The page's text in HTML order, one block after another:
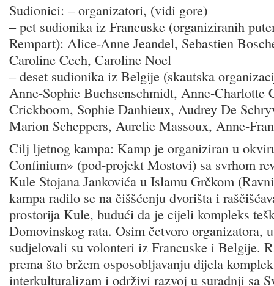
Sudionici: – organizatori, (vidi gore)
– pet sudionika iz Francuske (organiziranih
Rempart): Alice-Anne Jeandel, Sebastien
Caroline Cech, Caroline Noel
– deset sudionika iz Belgije (skautska
Anne-Sophie Buchsenschmidt, Anne-Charlotte
Crickboom, Sophie Danhieux, Audrey De
Marion Scheppers, Aurelie Massoux, Anne-
Cilj ljetnog kampa: Kamp je organiziran u
Confinium» (pod-projekt Mostovi) sa svrhom
Kule Stojana Jankovića u Islamu Grčkom
kampa radilo se na čiššćenju dvorišta i
prostorija Kule, budući da je cijeli kompleks
Domovinskog rata. Osim četvoro organizatora,
sudjelovali su volonteri iz Francuske i Belgije.
prema što bržem osposobljavanju dijela
interkulturalizam i održivi razvoj u suradnji sa